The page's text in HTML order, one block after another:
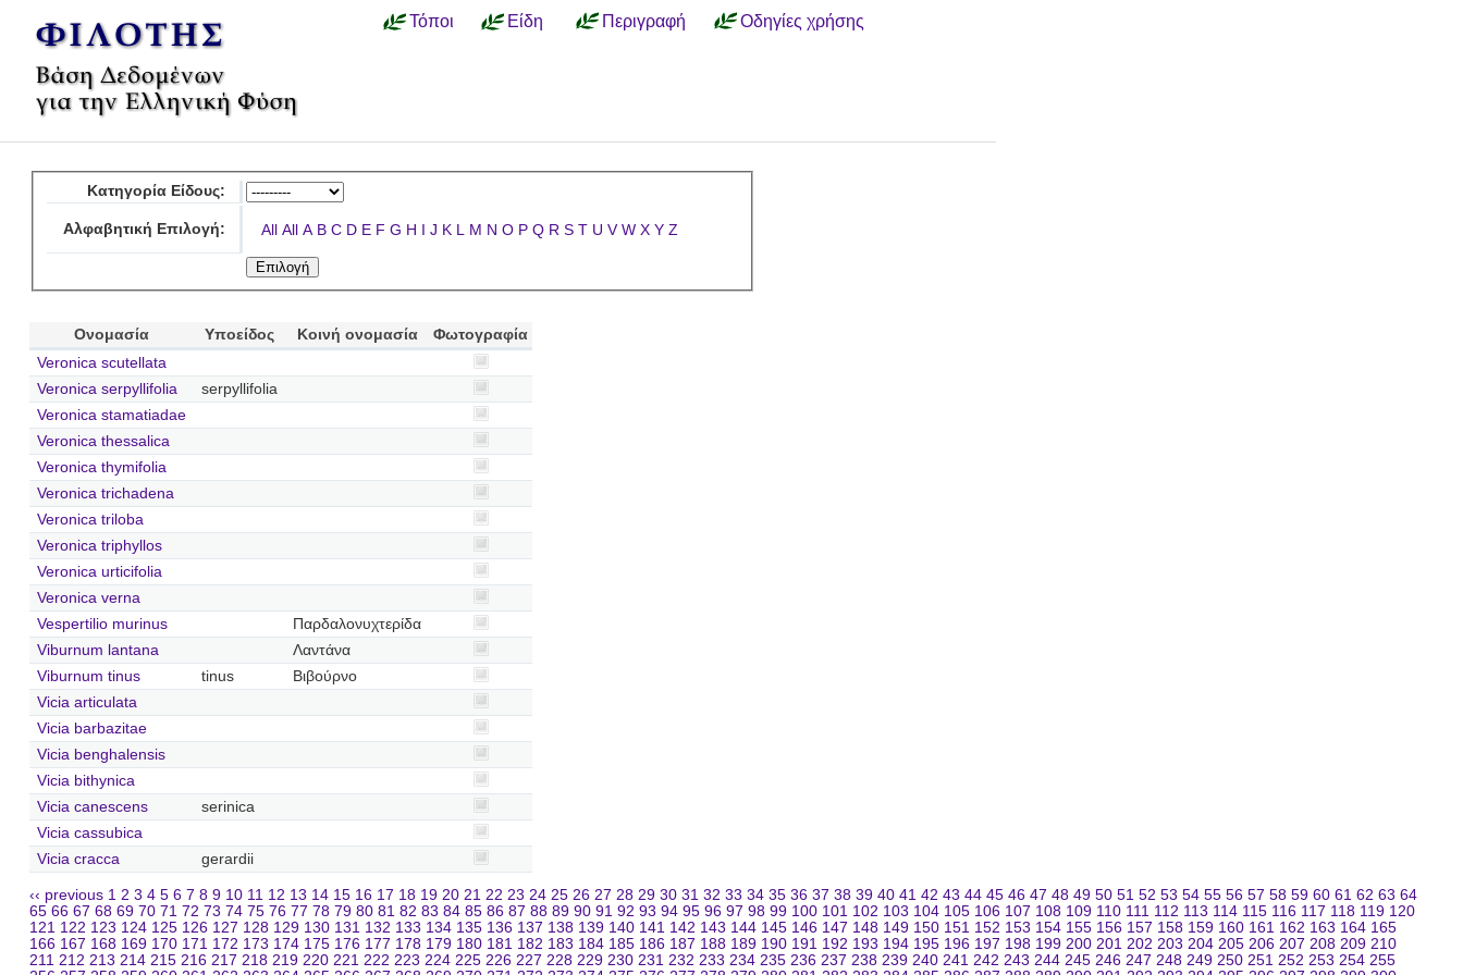
Τόποι Είδη Περιγραφή Οδηγίες χρήσης
Κατηγορία Είδους:
Αλφαβητική Επιλογή: All All A B C D E F G H I J K L M N O P Q R S T U V W X Y Z
Ονομασία Υποείδος Κοινή ονομασία
Φωτογραφία
Veronica scutellata
Veronica serpyllifolia
serpyllifolia
Veronica stamatiadae
Veronica thessalica
Veronica thymifolia
Veronica trichadena
Veronica triloba
Veronica triphyllos
Veronica urticifolia
Veronica verna
Vespertilio murinus
Παρδαλονυχτερίδα
Viburnum lantana
Λαντάνα
Viburnum tinus
tinus
Βιβούρνο
Vicia articulata
Vicia barbazitae
Vicia benghalensis
Vicia bithynica
Vicia canescens
serinica
Vicia cassubica
Vicia cracca
gerardii
‹‹ previous 1 2 3 4 5 6 7 8 9 10 11 12 13 14 15 16 17 18 19 20 21 22 23 24 25 26 27 28 29 30 31 32 33 34 35 36 37 38 39 40 41 42 43 44 45 46 47 48 49 50 51 52 53 54 55 56 57 58 59 60 61 62 63 64
65 66 67 68 69 70 71 72 73 74 75 76 77 78 79 80 81 82 83 84 85 86 87 88 89 90 91 92 93 94 95 96 97 98 99 100 101 102 103 104 105 106 107 108 109 110 111 112 113 114 115 116 117 118 119 120
121 122 123 124 125 126 127 128 129 130 131 132 133 134 135 136 137 138 139 140 141 142 143 144 145 146 147 148 149 150 151 152 153 154 155 156 157 158 159 160 161 162 163 164 165
166 167 168 169 170 171 172 173 174 175 176 177 178 179 180 181 182 183 184 185 186 187 188 189 190 191 192 193 194 195 196 197 198 199 200 201 202 203 204 205 206 207 208 209 210
211 212 213 214 215 216 217 218 219 220 221 222 223 224 225 226 227 228 229 230 231 232 233 234 235 236 237 238 239 240 241 242 243 244 245 246 247 248 249 250 251 252 253 254 255